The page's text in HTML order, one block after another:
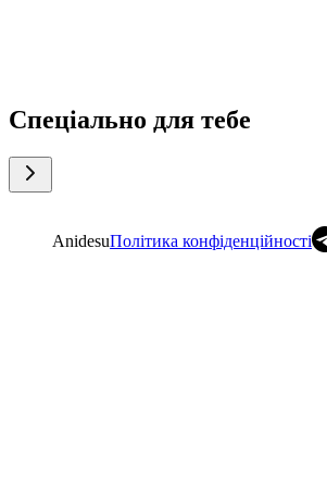
Спеціально для тебе
AnidesuПолітика конфіденційності